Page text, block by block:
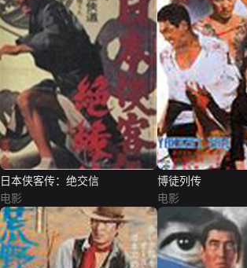
日本侠客传：绝交信
电影
博徒列传
电影